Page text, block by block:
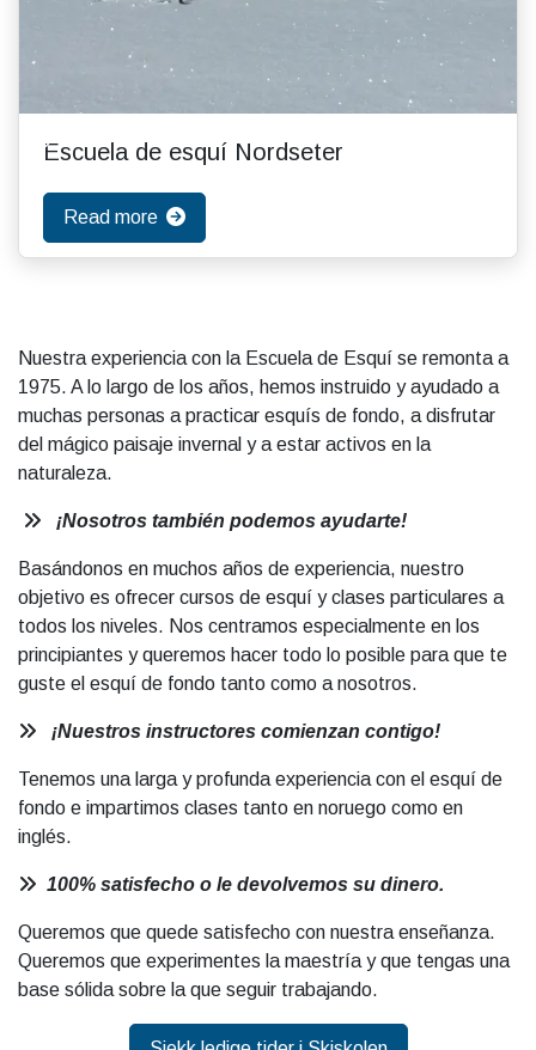
Escuela de esquí Nordseter
Read more
Nuestra experiencia con la Escuela de Esquí se remonta a
1975. A lo largo de los años, hemos instruido y ayudado a
muchas personas a practicar esquís de fondo, a disfrutar
del mágico paisaje invernal y a estar activos en la
naturaleza.
¡Nosotros también podemos ayudarte!
Basándonos en muchos años de experiencia, nuestro
objetivo es ofrecer cursos de esquí y clases particulares a
todos los niveles. Nos centramos especialmente en los
principiantes y queremos hacer todo lo posible para que te
guste el esquí de fondo tanto como a nosotros.
¡Nuestros instructores comienzan contigo!
Tenemos una larga y profunda experiencia con el esquí de
fondo e impartimos clases tanto en noruego como en
inglés.
100% satisfecho o le devolvemos su dinero.
Queremos que quede satisfecho con nuestra enseñanza.
Queremos que experimentes la maestría y que tengas una
base sólida sobre la que seguir trabajando.